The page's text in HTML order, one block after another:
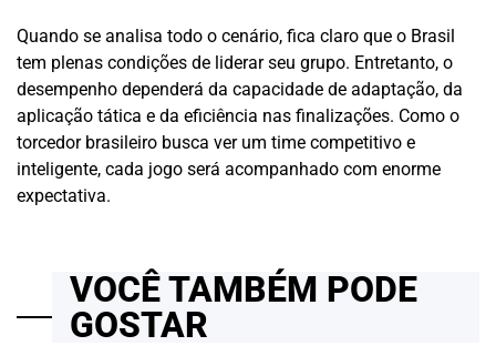
Quando se analisa todo o cenário, fica claro que o Brasil
tem plenas condições de liderar seu grupo. Entretanto, o
desempenho dependerá da capacidade de adaptação, da
aplicação tática e da eficiência nas finalizações. Como o
torcedor brasileiro busca ver um time competitivo e
inteligente, cada jogo será acompanhado com enorme
expectativa.
VOCÊ TAMBÉM PODE
GOSTAR